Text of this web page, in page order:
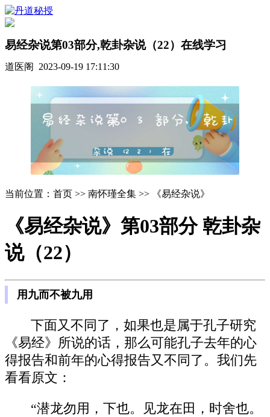
易经杂说第03部分,乾卦杂说（22）在线学习
道医阁 2023-09-19 17:11:30
当前位置：首页 >> 南怀瑾全集 >> 《易经杂说》
《易经杂说》第03部分 乾卦杂
说（22）
用九而不被九用
下面又不同了，如果也是属于孔子研究
《易经》所说的话，那么可能孔子去年的心
得报告和前年的心得报告又不同了。我们先
看看原文：
“潜龙勿用，下也。见龙在田，时舍也。